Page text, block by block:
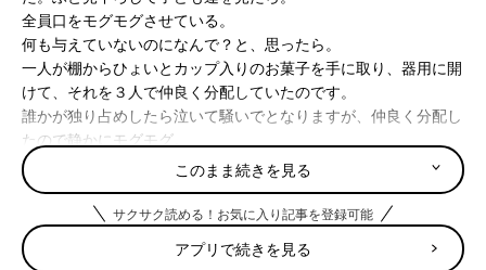
全員口をモグモグさせている。
何も与えていないのになんで？と、思ったら。
一人が棚からひょいとカップ入りのお菓子を手に取り、器用に開
けて、それを３人で仲良く分配していたのです。
誰かが独り占めしたら泣いて騒いでとなりますが、仲良く分配し
たので静かにモグモグ。
その光景が微笑ましく、叱るよりも笑ってしまいました。
レジで店員さんに空の容器を見せて事情を話したら、笑ってもら
えてこれまたひと安心。
今1
。いつでもどんなものでも必ず３人仲良く分けあってま
す」
このまま続きを見る
サクサク読める！お気に入り記事を登録可能
アプリで続きを見る